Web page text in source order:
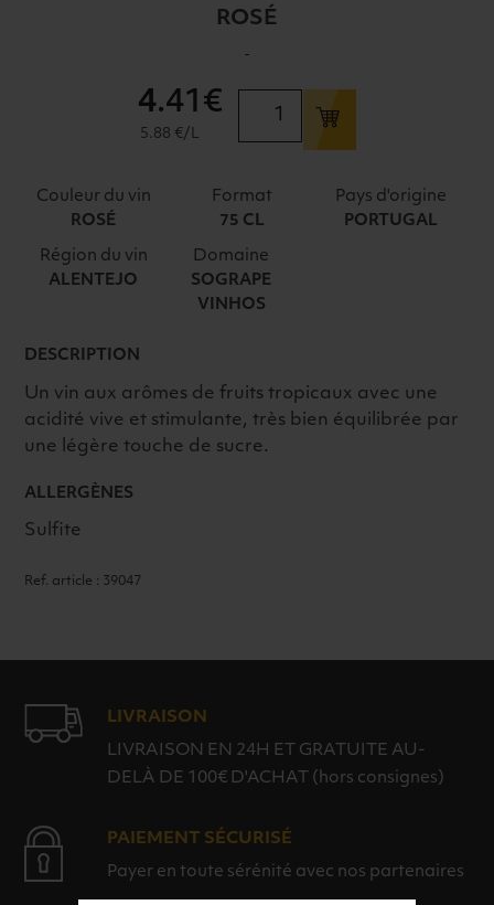
ROSÉ
-
MATEUS
ROSÉ
4.41€
5.88 €/L
Couleur du vin
ROSÉ
Format
75 CL
Pays d'origine
PORTUGAL
Région du vin
ALENTEJO
Domaine
SOGRAPE
VINHOS
DESCRIPTION
Un vin aux arômes de fruits tropicaux avec une
acidité vive et stimulante, très bien équilibrée par
une légère touche de sucre.
ALLERGÈNES
Sulfite
Ref. article : 39047
LIVRAISON
LIVRAISON EN 24H ET GRATUITE AU-
DELÀ DE 100€ D'ACHAT (hors consignes)
PAIEMENT SÉCURISÉ
Payer en toute sérénité avec nos partenaires